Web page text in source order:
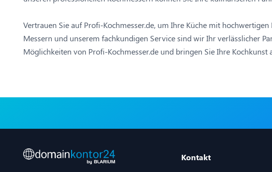
Vertrauen Sie auf Profi-Kochmesser.de, um Ihre Küche mit
Messern und unserem fachkundigen Service sind wir Ihr verlässlicher
Möglichkeiten von Profi-Kochmesser.de und bringen Sie Ihre Kochkunst
Kontakt